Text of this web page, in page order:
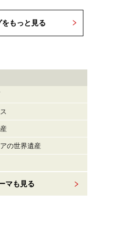
もっと見る
の世界遺産
マも見る